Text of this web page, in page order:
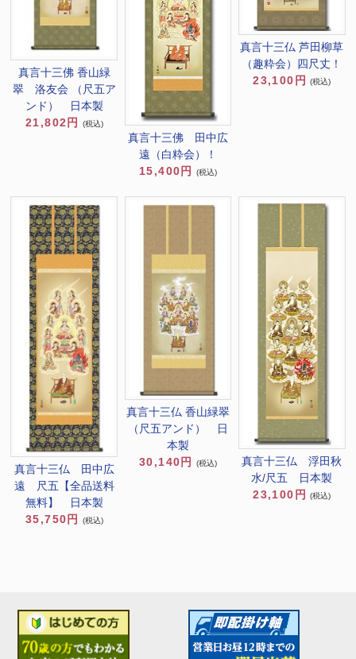
真言十三佛 香山緑
翠 洛友会 （尺五ア
ンド） 日本製
21,802円
(税込)
真言十三佛 田中広
遠（白粋会）！
15,400円
(税込)
真言十三仏 芦田柳草
（趣粋会）四尺丈！
23,100円
(税込)
真言十三仏 田中広
遠 尺五【全品送料
無料】 日本製
35,750円
(税込)
真言十三仏 香山緑翠
（尺五アンド） 日
本製
30,140円
(税込)
真言十三仏 浮田秋
水/尺五 日本製
23,100円
(税込)